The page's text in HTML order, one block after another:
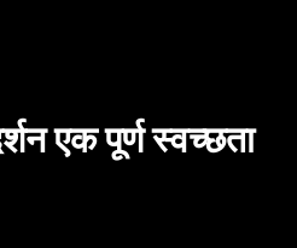
एक पूर्ण स्वच्छता